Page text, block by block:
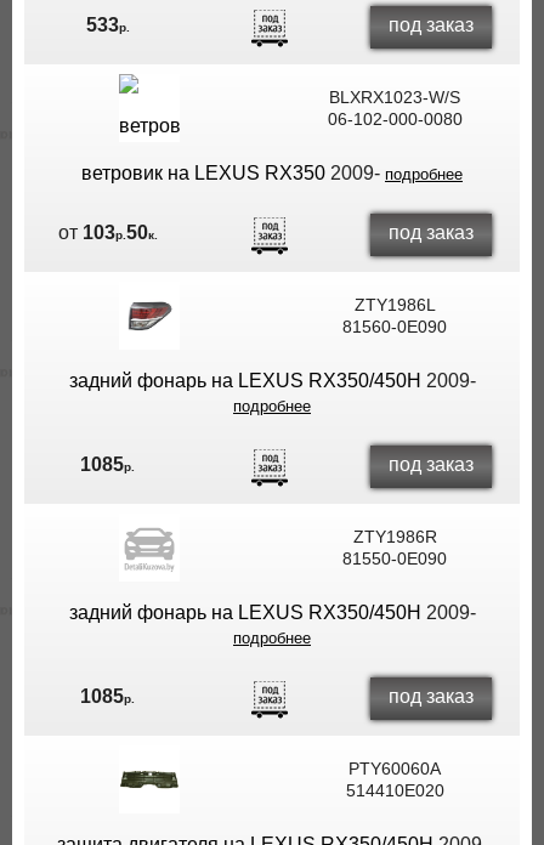
533р. под заказ
BLXRX1023-W/S
06-102-000-0080
ветровик на LEXUS RX350 2009- подробнее
от 103р. 50к. под заказ
ZTY1986L
81560-0E090
задний фонарь на LEXUS RX350/450H 2009-
подробнее
1085р. под заказ
ZTY1986R
81550-0E090
задний фонарь на LEXUS RX350/450H 2009-
подробнее
1085р. под заказ
PTY60060A
514410E020